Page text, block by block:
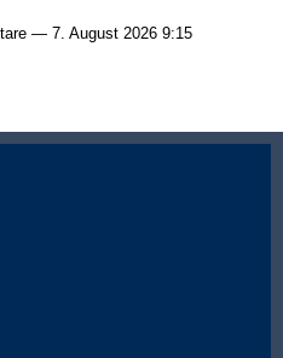
— 7. August 2026 9:15